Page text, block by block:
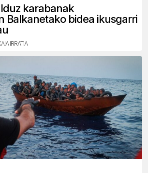
karabanak
Balkanetako bidea ikusgarri
IRRATIA